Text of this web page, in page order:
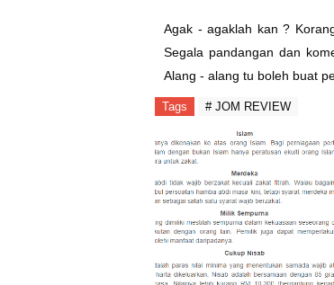
Agak - agaklah kan ?
Segala pandangan dan
Alang - alang tu boleh buat
Tags # JOM REVIEW